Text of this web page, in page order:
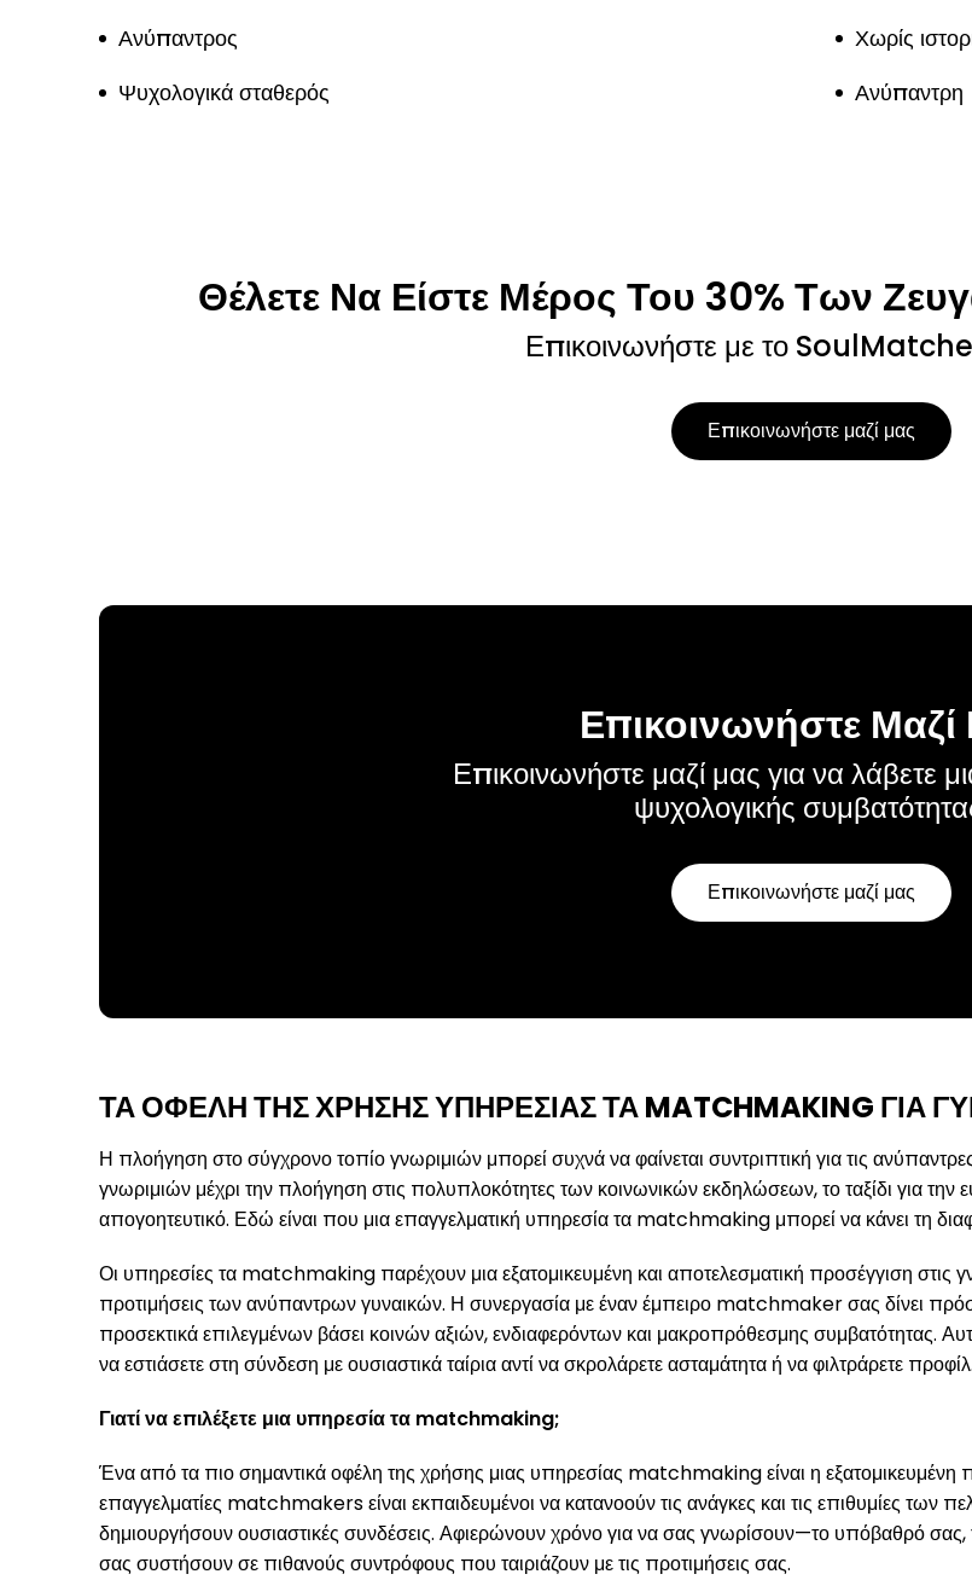
Ανύπαντρος
Ψυχολογικά σταθερός
Χωρίς
Ανύπαντρη
Θέλετε Να Είστε Μέρος Του 30% Των
Επικοινωνήστε με το
Επικοινωνήστε μαζί μας
Επικοινωνήστε
Επικοινωνήστε μαζί μας για να λάβετε
ψυχολογικής
Επικοινωνήστε μαζί μας
ΤΑ ΟΦΈΛΗ ΤΗΣ ΧΡΉΣΗΣ ΥΠΗΡΕΣΊΑΣ ΤΑ MATCHMAKING ΓΙΑ
Η πλοήγηση στο σύγχρονο τοπίο γνωριμιών μπορεί συχνά να φαίνεται συντριπτική για τις
γνωριμιών μέχρι την πλοήγηση στις πολυπλοκότητες των κοινωνικών εκδηλώσεων, το ταξίδι για
απογοητευτικό. Εδώ είναι που μια επαγγελματική υπηρεσία τα matchmaking μπορεί να κάνει τη
Οι υπηρεσίες τα matchmaking παρέχουν μια εξατομικευμένη και αποτελεσματική προσέγγιση στις
προτιμήσεις των ανύπαντρων γυναικών. Η συνεργασία με έναν έμπειρο matchmaker σας δίνει
προσεκτικά επιλεγμένων βάσει κοινών αξιών, ενδιαφερόντων και μακροπρόθεσμης συμβατότητας.
να εστιάσετε στη σύνδεση με ουσιαστικά ταίρια αντί να σκρολάρετε ασταμάτητα ή να φιλτράρετε προφίλ.
Γιατί να επιλέξετε μια υπηρεσία τα matchmaking;
Ένα από τα πιο σημαντικά οφέλη της χρήσης μιας υπηρεσίας matchmaking είναι η εξατομικευμένη
επαγγελματίες matchmakers είναι εκπαιδευμένοι να κατανοούν τις ανάγκες και τις επιθυμίες των
δημιουργήσουν ουσιαστικές συνδέσεις. Αφιερώνουν χρόνο για να σας γνωρίσουν—το υπόβαθρό
σας συστήσουν σε πιθανούς συντρόφους που ταιριάζουν με τις προτιμήσεις σας.